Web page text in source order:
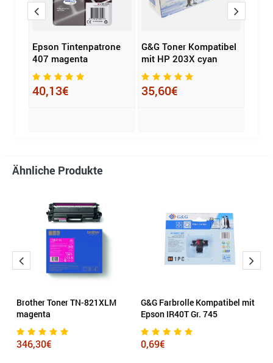
Epson Tintenpatrone
407 magenta
40,13€
G&G Toner Kompatibel
mit HP 203X cyan
35,60€
Ähnliche Produkte
Brother Toner TN-821XLM
magenta
346,30€
G&G Farbrolle Kompatibel mit
Epson IR40T Gr. 745
0,69€